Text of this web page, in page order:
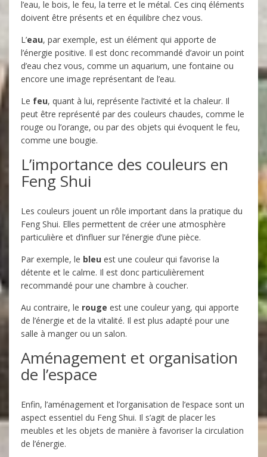
l’eau, le bois, le feu, la terre et le métal. Ces cinq éléments
doivent être présents et en équilibre chez vous.
L’eau, par exemple, est un élément qui apporte de
l’énergie positive. Il est donc recommandé d’avoir un point
d’eau chez vous, comme un aquarium, une fontaine ou
encore une image représentant de l’eau.
Le feu, quant à lui, représente l’activité et la chaleur. Il
peut être représenté par des couleurs chaudes, comme le
rouge ou l’orange, ou par des objets qui évoquent le feu,
comme une bougie.
L’importance des couleurs en
Feng Shui
Les couleurs jouent un rôle important dans la pratique du
Feng Shui. Elles permettent de créer une atmosphère
particulière et d’influer sur l’énergie d’une pièce.
Par exemple, le bleu est une couleur qui favorise la
détente et le calme. Il est donc particulièrement
recommandé pour une chambre à coucher.
Au contraire, le rouge est une couleur yang, qui apporte
de l’énergie et de la vitalité. Il est plus adapté pour une
salle à manger ou un salon.
Aménagement et organisation
de l’espace
Enfin, l’aménagement et l’organisation de l’espace sont un
aspect essentiel du Feng Shui. Il s’agit de placer les
meubles et les objets de manière à favoriser la circulation
de l’énergie.